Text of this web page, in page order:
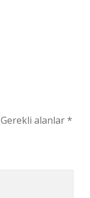
Gerekli alanlar*